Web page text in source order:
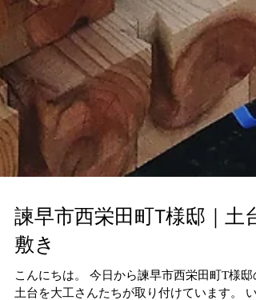
諫早市西栄田町T様邸｜土台
敷き